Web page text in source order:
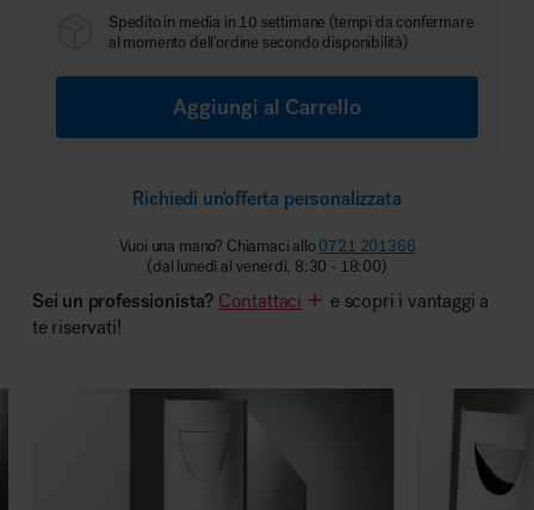
Spedito in media in 10 settimane (tempi da confermare
al momento dell'ordine secondo disponibilità)
Aggiungi al Carrello
Richiedi un'offerta personalizzata
Vuoi una mano? Chiamaci allo0721 201366
(dal lunedì al venerdì, 8:30 - 18:00)
Sei un professionista? Contattaci
e scopri i vantaggi a
te riservati!